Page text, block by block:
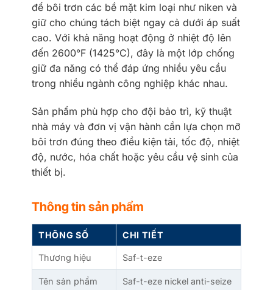
để bôi trơn các bề mặt kim loại như niken và
giữ cho chúng tách biệt ngay cả dưới áp suất
cao. Với khả năng hoạt động ở nhiệt độ lên
đến 2600°F (1425°C), đây là một lớp chống
giữ đa năng có thể đáp ứng nhiều yêu cầu
trong nhiều ngành công nghiệp khác nhau.
Sản phẩm phù hợp cho đội bảo trì, kỹ thuật
nhà máy và đơn vị vận hành cần lựa chọn mỡ
bôi trơn đúng theo điều kiện tải, tốc độ, nhiệt
độ, nước, hóa chất hoặc yêu cầu vệ sinh của
thiết bị.
Thông tin sản phẩm
THÔNG SỐ CHI TIẾT
Thương hiệu Saf-t-eze
Tên sản phẩm Saf-t-eze nickel anti-seize